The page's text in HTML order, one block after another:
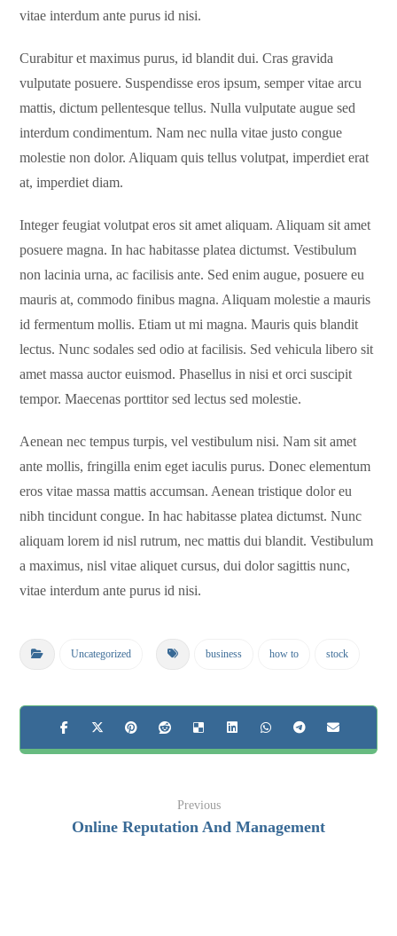
vitae interdum ante purus id nisi.
Curabitur et maximus purus, id blandit dui. Cras gravida
vulputate posuere. Suspendisse eros ipsum, semper vitae arcu
mattis, dictum pellentesque tellus. Nulla vulputate augue sed
interdum condimentum. Nam nec nulla vitae justo congue
molestie non dolor. Aliquam quis tellus volutpat, imperdiet erat
at, imperdiet diam.
Integer feugiat volutpat eros sit amet aliquam. Aliquam sit amet
posuere magna. In hac habitasse platea dictumst. Vestibulum
non lacinia urna, ac facilisis ante. Sed enim augue, posuere eu
mauris at, commodo finibus magna. Aliquam molestie a mauris
id fermentum mollis. Etiam ut mi magna. Mauris quis blandit
lectus. Nunc sodales sed odio at facilisis. Sed vehicula libero sit
amet massa auctor euismod. Phasellus in nisi et orci suscipit
tempor. Maecenas porttitor sed lectus sed molestie.
Aenean nec tempus turpis, vel vestibulum nisi. Nam sit amet
ante mollis, fringilla enim eget iaculis purus. Donec elementum
eros vitae massa mattis accumsan. Aenean tristique dolor eu
nibh tincidunt congue. In hac habitasse platea dictumst. Nunc
aliquam lorem id nisl rutrum, nec mattis dui blandit. Vestibulum
a maximus, nisl vitae aliquet cursus, dui dolor sagittis nunc,
vitae interdum ante purus id nisi.
Uncategorized business how to stock
Previous
Online Reputation And Management